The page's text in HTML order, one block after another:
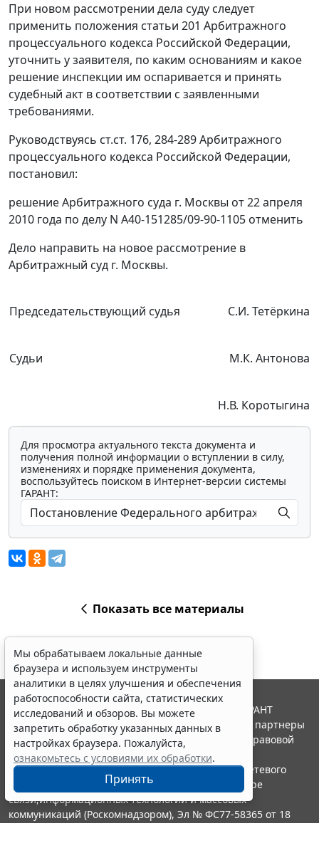
При новом рассмотрении дела суду следует
применить положения статьи 201 Арбитражного
процессуального кодекса Российской Федерации,
уточнить у заявителя, по каким основаниям и какое
решение инспекции им оспаривается и принять
судебный акт в соответствии с заявленными
требованиями.
Руководствуясь ст.ст. 176, 284-289Арбитражного
процессуального кодекса Российской Федерации,
постановил:
решение Арбитражного суда г. Москвы от 22 апреля
2010 года по делу N А40-151285/09-90-1105 отменить
Дело направить на новое рассмотрение в
Арбитражный суд г. Москвы.
Председательствующий судья С.И. Тетёркина
Судьи М.К. Антонова
Н.В. Коротыгина
Для просмотра актуального текста документа и
получения полной информации о вступлении в силу,
изменениях и порядке применения документа,
воспользуйтесь поиском в Интернет-версии системы
ГАРАНТ:
Показать все материалы
Мы обрабатываем локальные данные
браузера и используем инструменты
аналитики в целях улучшения и обеспечения
работоспособности сайта, статистических
исследований и обзоров. Вы можете
запретить обработку указанных данных в
настройках браузера. Пожалуйста,
ознакомьтесь с условиями их обработки.
Принять
© ООО "НПП "ГАРАНТ-СЕРВИС", 2026. Система ГАРАНТ
выпускается с 1990 года. Компания "Гарант" и ее партнеры
являются участниками Российской ассоциации правовой
информации ГАРАНТ.
Портал ГАРАНТ.РУ зарегистрирован в качестве сетевого
издания Федеральной службой по надзору в сфере
связи,информационных технологий и массовых
коммуникаций (Роскомнадзором), Эл № ФС77-58365 от 18